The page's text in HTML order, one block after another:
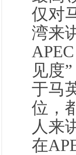
仅对
湾来
见度
于马
位，
人来
在